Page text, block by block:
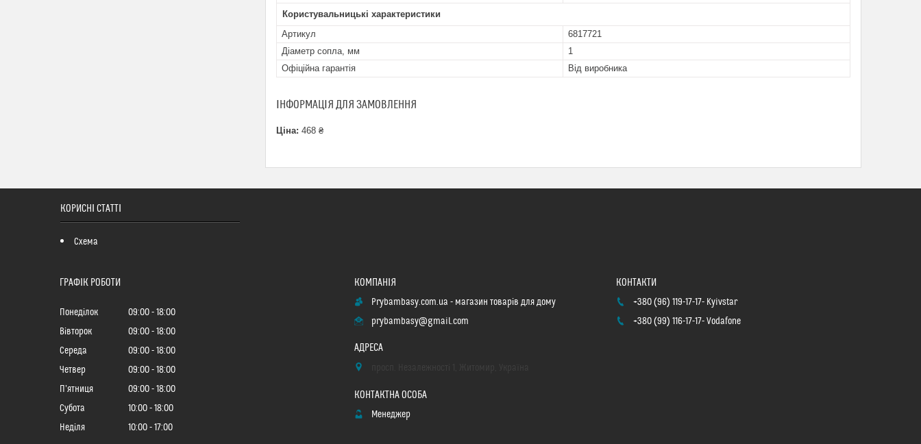
Користувальницькі характеристики
Артикул
6817721
Діаметр сопла, мм
1
Офіційна гарантія
Від виробника
ІНФОРМАЦІЯ ДЛЯ ЗАМОВЛЕННЯ
Ціна: 468 ₴
КОРИСНІ СТАТТІ
Схема
ГРАФІК РОБОТИ
Понеділок 09:00
18:00
Вівторок
09:00
18:00
Середа
09:00
18:00
Четвер
09:00
18:00
Пʼятниця
09:00
18:00
Субота
10:00
18:00
Неділя
10:00 17:00
Prybambasy.com.ua - магазин товарів для дому
prybambasy@gmail.com
Менеджер
+380 (96) 119-17-17 Kyivstar
+380 (99) 116-17-17 Vodafone